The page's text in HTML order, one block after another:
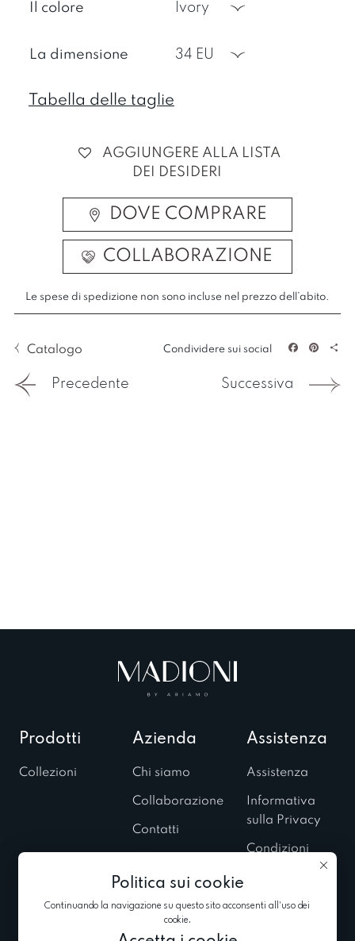
Il colore ivory
La dimensione 34 EU
Tabella delle taglie
AGGIUNGERE ALLA LISTA
DEI DESIDERI
DOVE COMPRARE
COLLABORAZIONE
Le spese di spedizione non sono incluse nel prezzo dell’abito.
Catalogo Condividere sui social
Precedente
Successiva
Politica sui cookie
Continuando la navigazione su questo sito acconsenti all'uso dei
cookie.
Prodotti
Collezioni
Azienda
Chi siamo
Collaborazione
Contatti
Esposizioni
private
Blog
Assistenza
Assistenza
Informativa
sulla Privacy
Condizioni